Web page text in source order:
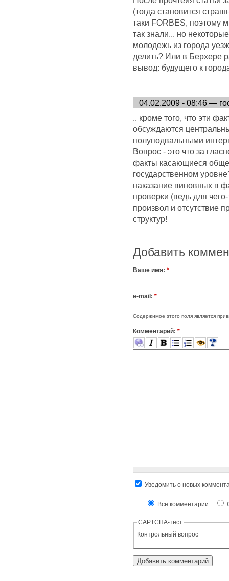
(тогда становится
таки FORBES, поэтому
так знали... но
молодежь из города
делить? Или в Берхере
вывод: будущего к
04.02.2009 - 08:46 —
.. кроме того, что эти
обсуждаются
полуподвальными
Вопрос - это что за
факты касающиеся
государственном
наказание виновных в
проверки (ведь для
произвол и отсутствие
структур!
Добавить
Ваше имя: *
e-mail: *
Содержимое этого поля является
Комментарий: *
Уведомить о новых
Все комментарии
CAPTCHA-тест
Контрольный вопрос